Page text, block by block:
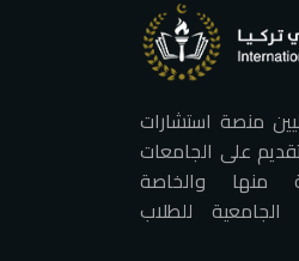
منصة استشارات
على الجامعات
منها والخاصة
الجامعية للطلاب